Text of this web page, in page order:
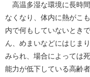
高温多湿な環境に長時
なくなり、体内に熱がこ
内で何もしていないとき
ん、めまいなどにはじま
みられ、場合によっては
能力が低下している高齢